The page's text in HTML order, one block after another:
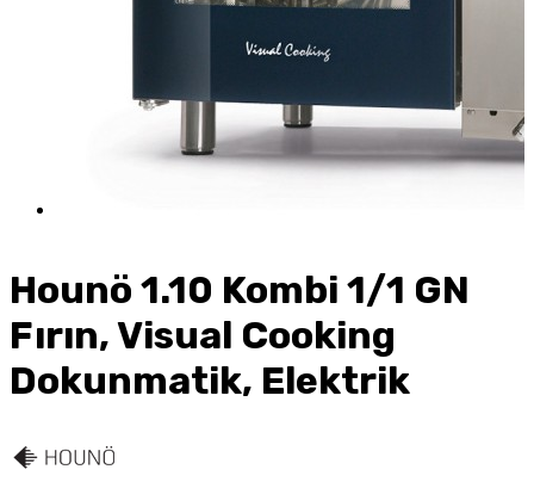
Hounö 1.10 Kombi 1/1 GN
Fırın, Visual Cooking
Dokunmatik, Elektrik